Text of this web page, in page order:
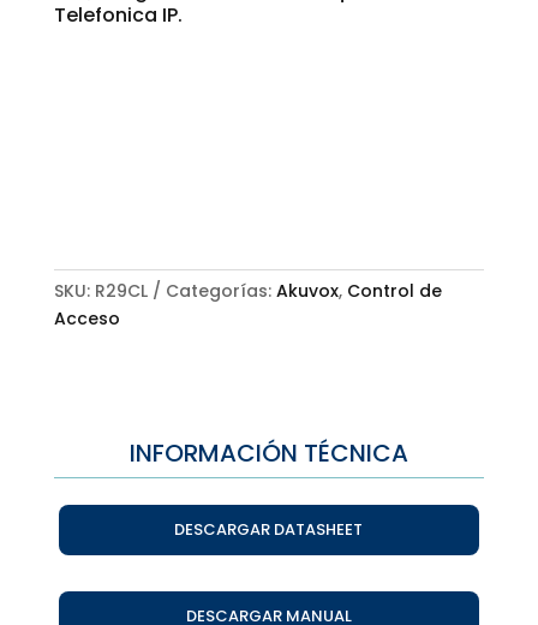
Telefonica IP.
SKU: R29CL Categorías: Akuvox, Control de
Acceso
INFORMACIÓN TÉCNICA
DESCARGAR DATASHEET
DESCARGAR MANUAL